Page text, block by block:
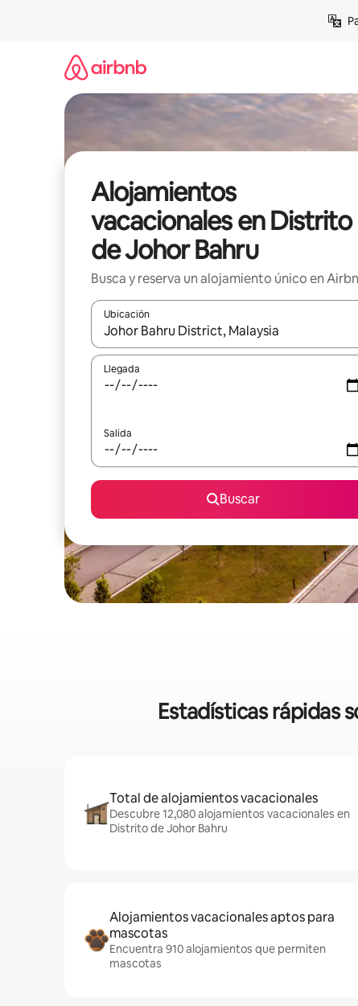
Alojamientos
vacacionales en Distrito
de Johor Bahru
Busca y reserva un alojamiento único en
Ubicación
Cuando los resultados estén disponibles,
Llegada
Salida
Buscar
Estadísticas rápidas
Total de alojamientos vacacionales
Descubre 12,080 alojamientos vacacionales en
Distrito de Johor Bahru
Alojamientos vacacionales aptos para
mascotas
Encuentra 910 alojamientos que permiten
mascotas